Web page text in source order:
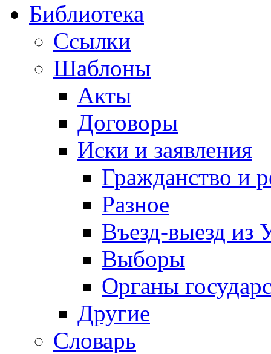
Библиотека
Ссылки
Шаблоны
Акты
Договоры
Иски и заявления
Гражданство и
Разное
Въезд-выезд из
Выборы
Органы
Другие
Словарь